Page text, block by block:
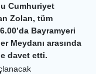
Cumhuriyet
Zolan, tüm
Bayramyeri
Meydanı arasında
davet etti.